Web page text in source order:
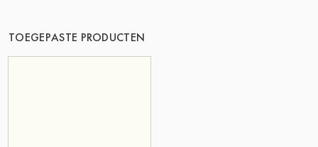
TOEGEPASTE PRODUCTEN